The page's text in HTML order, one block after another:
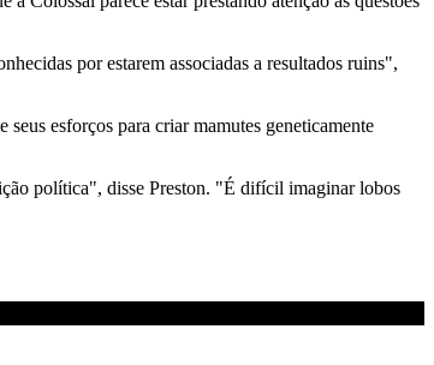
por estarem associadas a resultados ruins",
esforços para criar mamutes geneticamente
política", disse Preston. "É difícil imaginar lobos